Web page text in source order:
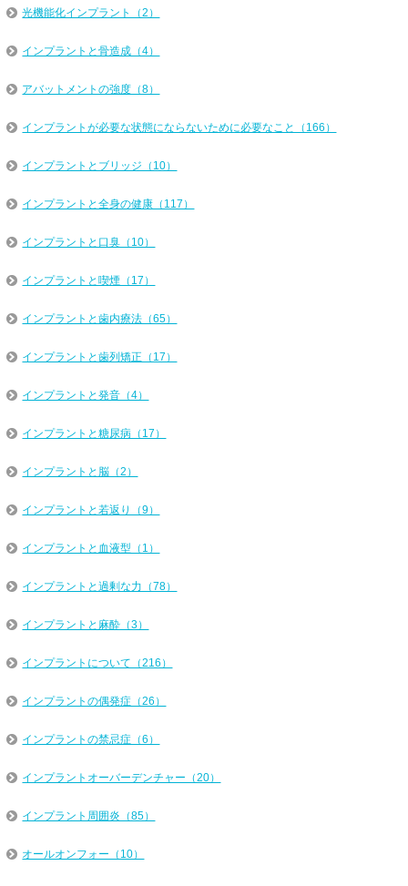
光機能化インプラント（2）
インプラントと骨造成（4）
アバットメントの強度（8）
インプラントが必要な状態にならないために必要なこと（166）
インプラントとブリッジ（10）
インプラントと全身の健康（117）
インプラントと口臭（10）
インプラントと喫煙（17）
インプラントと歯内療法（65）
インプラントと歯列矯正（17）
インプラントと発音（4）
インプラントと糖尿病（17）
インプラントと脳（2）
インプラントと若返り（9）
インプラントと血液型（1）
インプラントと過剰な力（78）
インプラントと麻酔（3）
インプラントについて（216）
インプラントの偶発症（26）
インプラントの禁忌症（6）
インプラントオーバーデンチャー（20）
インプラント周囲炎（85）
オールオンフォー（10）